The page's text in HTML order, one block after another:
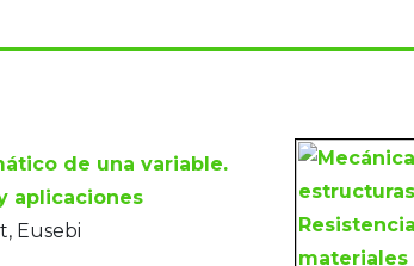
de una variable.
aplicaciones
Eusebi